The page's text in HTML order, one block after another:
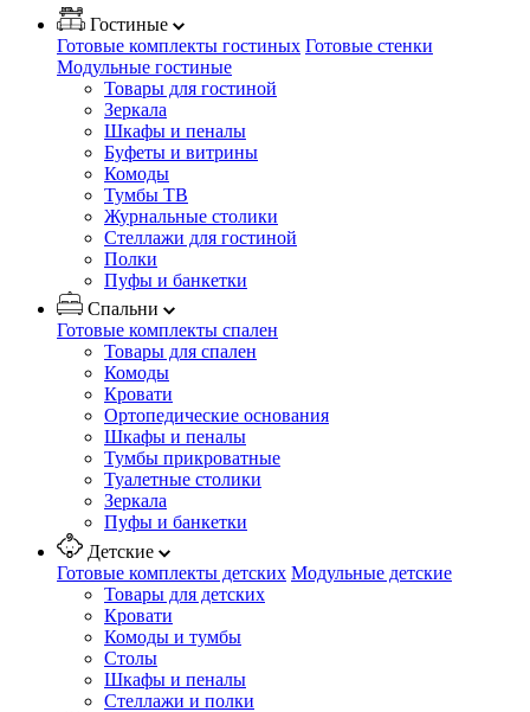
Гостиные
Готовые комплекты гостиных Готовые стенки
Модульные гостиные
Товары для гостиной
Зеркала
Шкафы и пеналы
Буфеты и витрины
Комоды
Тумбы ТВ
Журнальные столики
Стеллажи для гостиной
Полки
Пуфы и банкетки
Спальни
Готовые комплекты спален
Товары для спален
Комоды
Кровати
Ортопедические основания
Шкафы и пеналы
Тумбы прикроватные
Туалетные столики
Зеркала
Пуфы и банкетки
Детские
Готовые комплекты детских Модульные детские
Товары для детских
Кровати
Комоды и тумбы
Столы
Шкафы и пеналы
Стеллажи и полки